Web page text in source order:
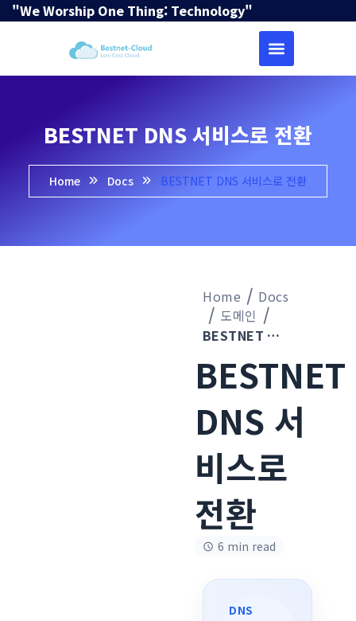
"We Worship One Thing: Technology"
BESTNET DNS 서비스로 전환
Home Docs BESTNET DNS 서비스로 전환
Home
Docs
도메인
BESTNET DNS 서비스로 전환
BESTNET
DNS 서
비스로
전환
6 min read
DNS